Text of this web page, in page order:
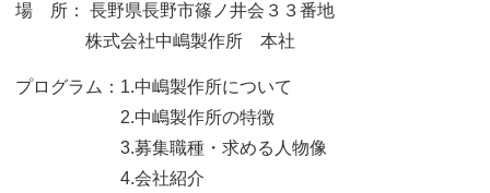
場 所： 長野県長野市篠ノ井会３３番地
株式会社中嶋製作所 本社
プログラム：1.中嶋製作所について
2.中嶋製作所の特徴
3.募集職種・求める人物像
4.会社紹介